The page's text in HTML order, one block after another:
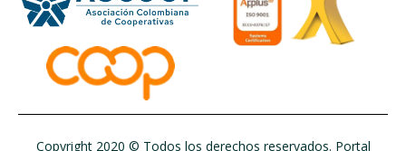
Copyright 2020 © Todos los derechos reservados. Portal